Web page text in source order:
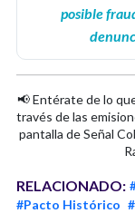
posible
📢 Entérate de lo
través de las
pantalla de Señal
RELACIONADO:
#Pacto Histórico